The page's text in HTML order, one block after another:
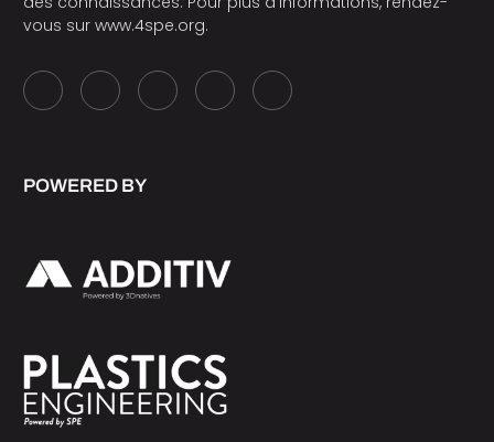
vous sur www.4spe.org.
POWERED BY